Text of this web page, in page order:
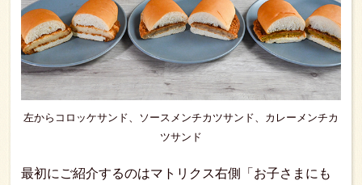
左からコロッケサンド、ソースメンチカツサンド、カレーメンチカ
ツサンド
最初にご紹介するのはマトリクス右側「お子さまにも